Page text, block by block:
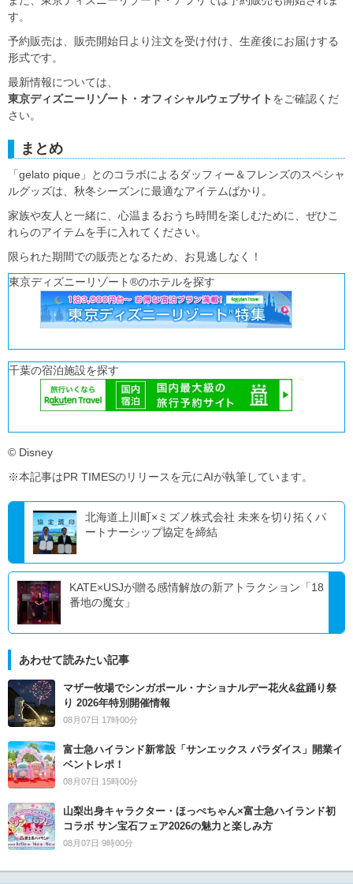
す。
予約販売は、販売開始日より注文を受け付け、生産後にお届けする
形式です。
最新情報については、
東京ディズニーリゾート・オフィシャルウェブサイト をご確認くだ
さい。
まとめ
「gelato pique」とのコラボによるダッフィー＆フレンズのスペシャ
ルグッズは、秋冬シーズンに最適なアイテムばかり。
家族や友人と一緒に、心温まるおうち時間を楽しむために、ぜひこ
れらのアイテムを手に入れてください。
限られた期間での販売となるため、お見逃しなく！
東京ディズニーリゾート®のホテルを探す
千葉の宿泊施設を探す
© Disney
※本記事はPR TIMESのリリースを元にAIが執筆しています。
北海道上川町×ミズノ株式会社 未来を切り拓くパ
ートナーシップ協定を締結
KATE×USJが贈る感情解放の新アトラクション「18
番地の魔女」
あわせて読みたい記事
マザー牧場でシンガポール・ナショナルデー花火&盆踊り祭
り 2026年特別開催情報
08月07日 17時00分
富士急ハイランド新常設「サンエックス パラダイス」開業イ
ベントレポ！
08月07日 15時00分
山梨出身キャラクター・ほっぺちゃん×富士急ハイランド初
コラボ サン宝石フェア2026の魅力と楽しみ方
08月07日 9時00分